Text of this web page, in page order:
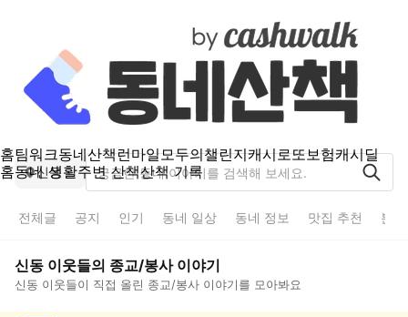
홈팀워크동네산책런마일모두의챌린지캐시로또보험캐시딜
홈동네 생활주변 산책산책 기록
신동
전체글 공지 인기 동네 일상 동네 정보 맛집 추천 분
신동 이웃들의 종교/봉사이야기
신동 이웃들이 직접 올린 종교/봉사 이야기를 모아봐요